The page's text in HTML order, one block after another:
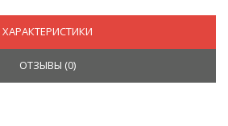
ХАРАКТЕРИСТИКИ
ОТЗЫВЫ (0)